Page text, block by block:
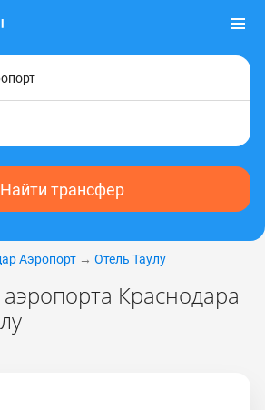
Найти трансфер
Аэропорт → Отель Таулу
Краснодара